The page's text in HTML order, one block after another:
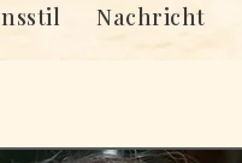
Nachricht